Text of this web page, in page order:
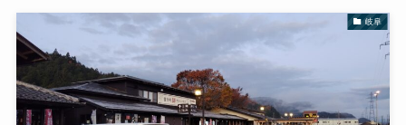
岐阜